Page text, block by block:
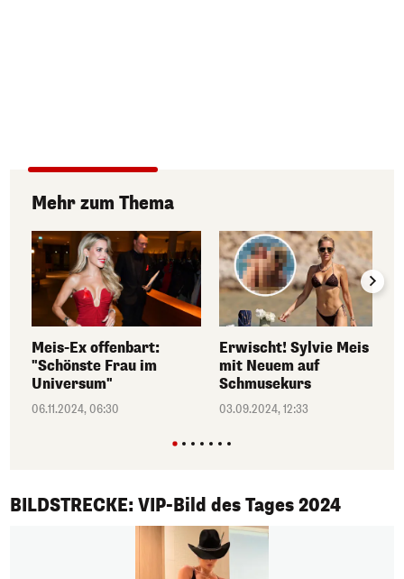
Mehr zum Thema
Meis-Ex offenbart:
"Schönste Frau im
Universum"
06.11.2024, 06:30
Erwischt! Sylvie Meis
mit Neuem auf
Schmusekurs
03.09.2024, 12:33
BILDSTRECKE: VIP-Bild des Tages 2024
1/50